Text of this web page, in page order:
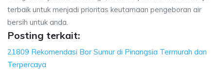
terbaik untuk menjadi prioritas keutamaan pengeboran air
bersih untuk anda.
Posting terkait:
21809 Rekomendasi Bor Sumur di Pinangsia Termurah dan
Terpercaya